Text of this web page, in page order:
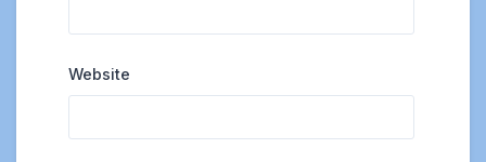
Website